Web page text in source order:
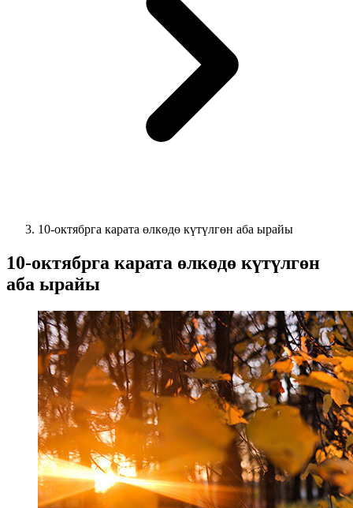
10-октябрга карата өлкөдө күтүлгөн аба ырайы
10-октябрга карата өлкөдө күтүлгөн
аба ырайы